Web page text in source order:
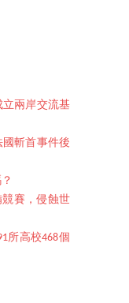
兩岸交流基
斬首事件後
競賽，侵蝕世
所高校468個